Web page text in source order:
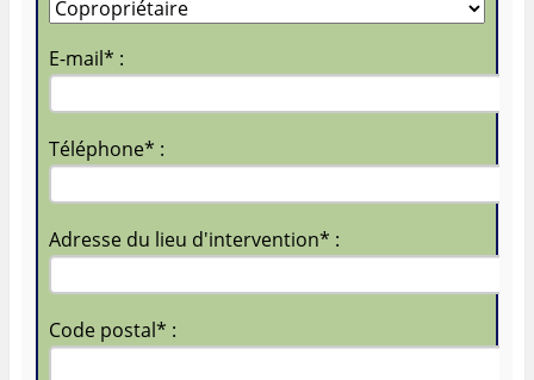
E-mail* :
Téléphone* :
Adresse du lieu d'intervention* :
Code postal* :